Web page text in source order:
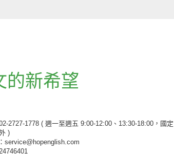
的新希望
2727-1778 ( 週一至週五 9:00-12:00、13:30-18:00，國定
)
service@hopenglish.com